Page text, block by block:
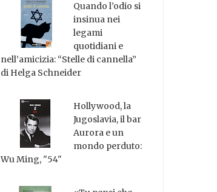
Quando l’odio si
insinua nei
legami
quotidiani e
nell’amicizia: “Stelle di cannella”
di Helga Schneider
Hollywood, la
Jugoslavia, il bar
Aurora e un
mondo perduto:
Wu Ming, "54"